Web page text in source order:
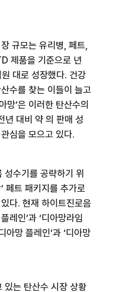
규모는 유리병, 페트,
제품을 기준으로 년
대로 성장했다. 건강
수를 찾는 이들이 늘고
망’은 이러한 탄산수의
년 대비 약 의 판매 성
심을 모으고 있다.
성수기를 공략하기 위
’ 페트 패키지를 추가로
다. 현재 하이트진로음
플레인’과 ‘디아망라임
아망 플레인’과 ‘디아망
있는 탄산수 시장 상황